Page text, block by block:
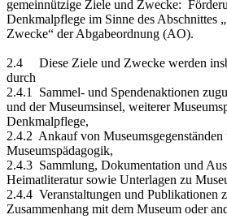
gemeinnützige Ziele und Zwecke:
Denkmalpflege im Sinne des Abschnittes
Zwecke“ der Abgabeordnung (AO).
2.4 Diese Ziele und Zwecke werden
durch
2.4.1 Sammel- und Spendenaktionen
und der Museumsinsel, weiterer
Denkmalpflege,
2.4.2 Ankauf von Museumsgegenständen
Museumspädagogik,
2.4.3 Sammlung, Dokumentation und
Heimatliteratur sowie Unterlagen zu
2.4.4 Veranstaltungen und Publikationen
Zusammenhang mit dem Museum oder